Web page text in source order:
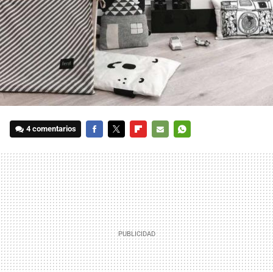
4 comentarios
MAIL